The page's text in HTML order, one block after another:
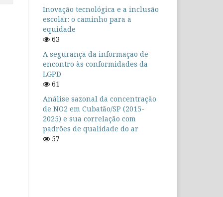
Inovação tecnológica e a inclusão
escolar: o caminho para a
equidade
63
A segurança da informação de
encontro às conformidades da
LGPD
61
Análise sazonal da concentração
de NO2 em Cubatão/SP (2015-
2025) e sua correlação com
padrões de qualidade do ar
57